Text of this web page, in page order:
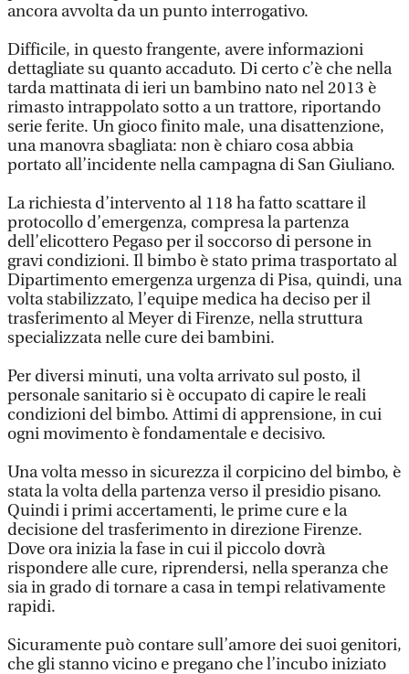
ancora avvolta da un punto interrogativo.
Difficile, in questo frangente, avere informazioni
dettagliate su quanto accaduto. Di certo c’è che nella
tarda mattinata di ieri un bambino nato nel 2013 è
rimasto intrappolato sotto a un trattore, riportando
serie ferite. Un gioco finito male, una disattenzione,
una manovra sbagliata: non è chiaro cosa abbia
portato all’incidente nella campagna di San Giuliano.
La richiesta d’intervento al 118 ha fatto scattare il
protocollo d’emergenza, compresa la partenza
dell’elicottero Pegaso per il soccorso di persone in
gravi condizioni. Il bimbo è stato prima trasportato al
Dipartimento emergenza urgenza di Pisa, quindi, una
volta stabilizzato, l’equipe medica ha deciso per il
trasferimento al Meyer di Firenze, nella struttura
specializzata nelle cure dei bambini.
Per diversi minuti, una volta arrivato sul posto, il
personale sanitario si è occupato di capire le reali
condizioni del bimbo. Attimi di apprensione, in cui
ogni movimento è fondamentale e decisivo.
Una volta messo in sicurezza il corpicino del bimbo, è
stata la volta della partenza verso il presidio pisano.
Quindi i primi accertamenti, le prime cure e la
decisione del trasferimento in direzione Firenze.
Dove ora inizia la fase in cui il piccolo dovrà
rispondere alle cure, riprendersi, nella speranza che
sia in grado di tornare a casa in tempi relativamente
rapidi.
Sicuramente può contare sull’amore dei suoi genitori,
che gli stanno vicino e pregano che l’incubo iniziato